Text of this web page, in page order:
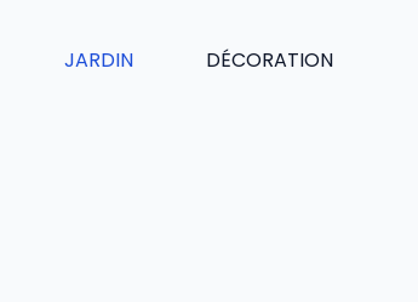
JARDIN DÉCORATION